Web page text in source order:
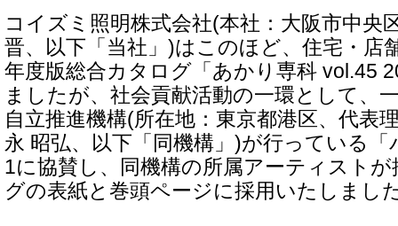
コイズミ照明株式会社(本社：大阪市中央
晋、以下「当社」)はこのほど、住宅・店
年度版総合カタログ「あかり専科 vol.45
ましたが、社会貢献活動の一環として、
自立推進機構(所在地：東京都港区、代表
永 昭弘、以下「同機構」)が行っている
1に協賛し、同機構の所属アーティスト
グの表紙と巻頭ページに採用いたしまし